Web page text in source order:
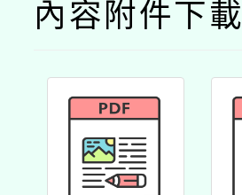
內容附件下載